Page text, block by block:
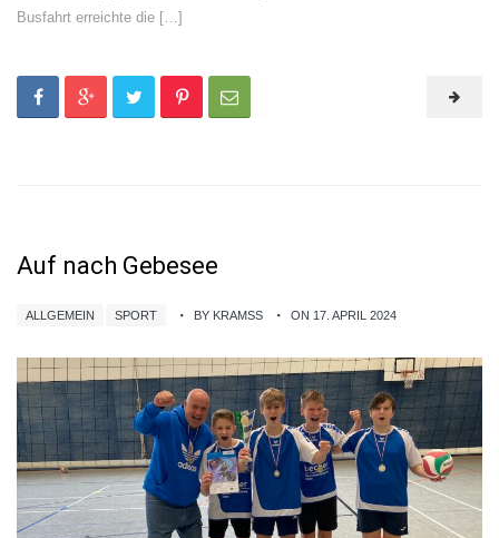
Busfahrt erreichte die […]
Auf nach Gebesee
ALLGEMEIN SPORT BY KRAMSS ON 17. APRIL 2024